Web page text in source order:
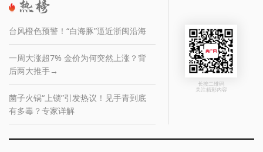
台风橙色预警！“白海豚”逼近浙闽沿海
一周大涨超7% 金价为何突然上涨？背
后两大推手→
菌子火锅“上锁”引发热议！见手青到底
有多毒？专家详解
长按二维码
关注精彩内容